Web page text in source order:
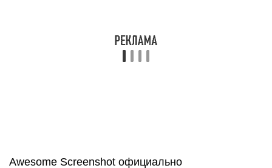
пользователю возможность назначить это
действие, например, кнопке «Home». И при